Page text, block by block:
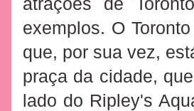
exemplos. O
que, por sua vez,
praça da cidade,
lado do Ripley's